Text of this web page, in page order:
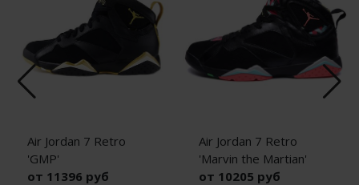
Air Jordan 7 Retro
'GMP'
от 11396 руб
Air Jordan 7 Retro
'Marvin the Martian'
от 10205 руб